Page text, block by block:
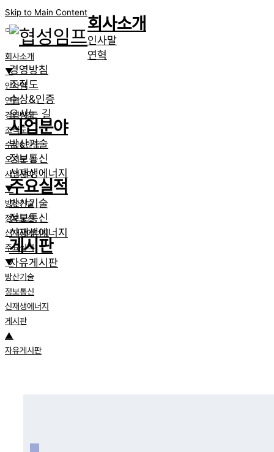
Skip to Main Content
회사소개
▼
인사말
연혁
경영방침
조직도
수상&인증
오시는 길
사업분야
▼
방산기술
정보통신
신재생에너지
주요실적
▼
방산기술
정보통신
신재생에너지
게시판
▲
자유게시판
회사소개
인사말
연혁
경영방침
조직도
수상&인증
오시는 길
사업분야
방산기술
정보통신
신재생에너지
주요실적
방산기술
정보통신
신재생에너지
게시판
자유게시판